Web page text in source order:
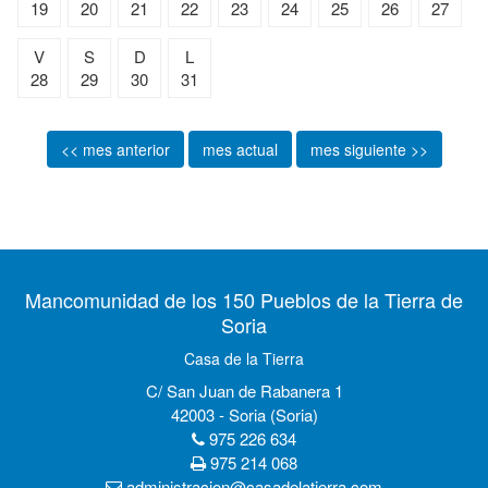
19
20
21
22
23
24
25
26
27
V
28
S
29
D
30
L
31
<< mes anterior mes actual mes siguiente >>
Mancomunidad de los 150 Pueblos de la Tierra de
Soria
Casa de la Tierra
C/ San Juan de Rabanera 1
42003 - Soria (Soria)
975 226 634
975 214 068